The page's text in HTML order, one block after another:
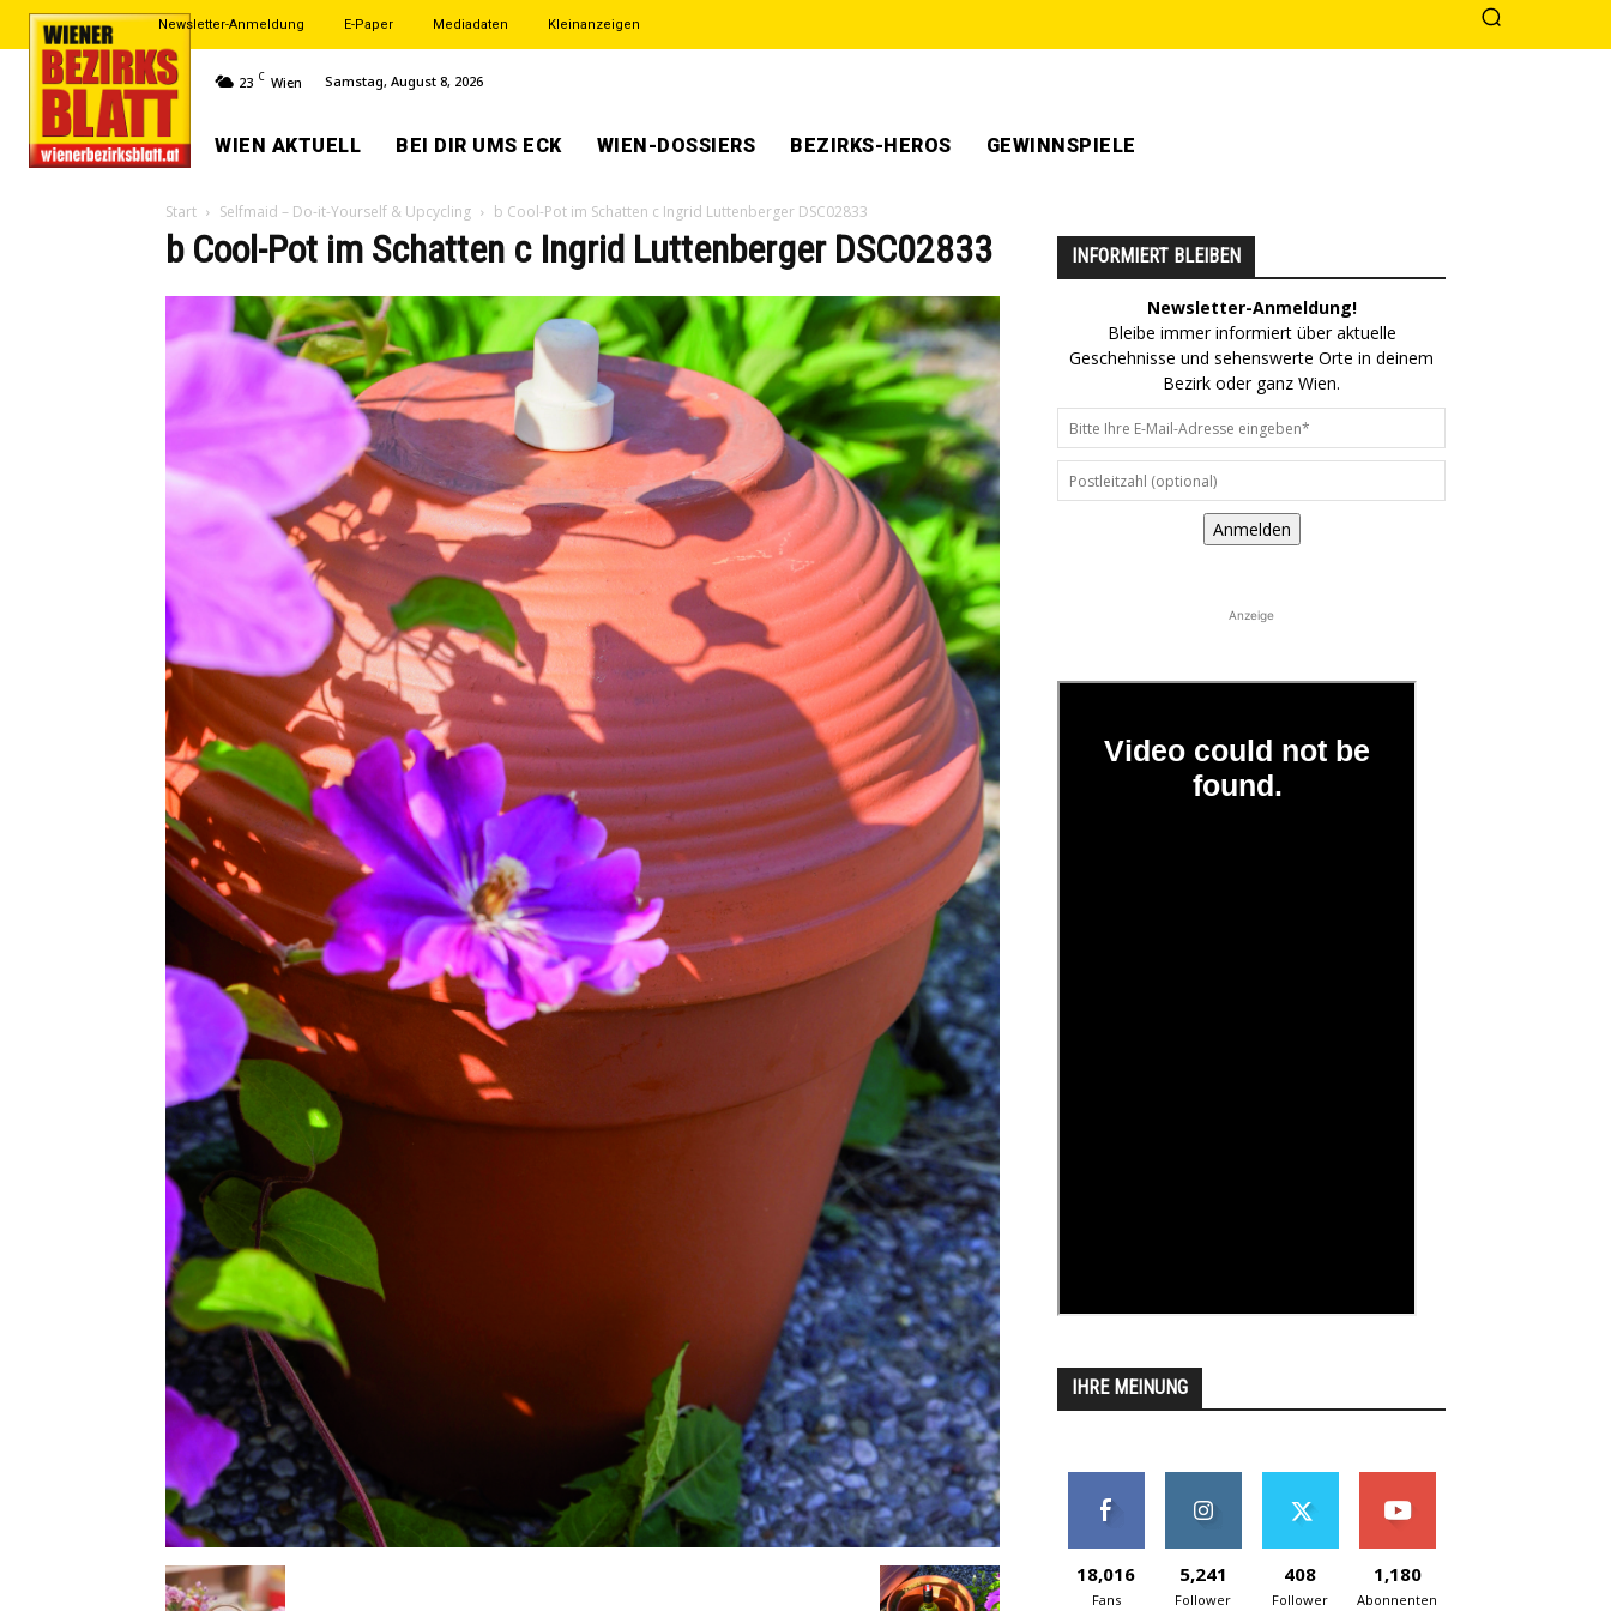
Newsletter-Anmeldung E-Paper Mediadaten Kleinanzeigen
23 C Wien Samstag, August 8, 2026
WIEN AKTUELL BEI DIR UMS ECK WIEN-DOSSIERS BEZIRKS-HEROS GEWINNSPIELE
Start Selfmaid – Do-it-Yourself & Upcycling b Cool-Pot im Schatten c Ingrid Luttenberger DSC02833
b Cool-Pot im Schatten c Ingrid Luttenberger DSC02833 INFORMIERT BLEIBEN
Newsletter-Anmeldung!
Bleibe immer informiert über aktuelle
Geschehnisse und sehenswerte Orte in deinem
Bezirk oder ganz Wien.
Anmelden
Anzeige
IHRE MEINUNG
18,016
Fans
5,241
Follower
408
Follower
1,180
Abonnenten